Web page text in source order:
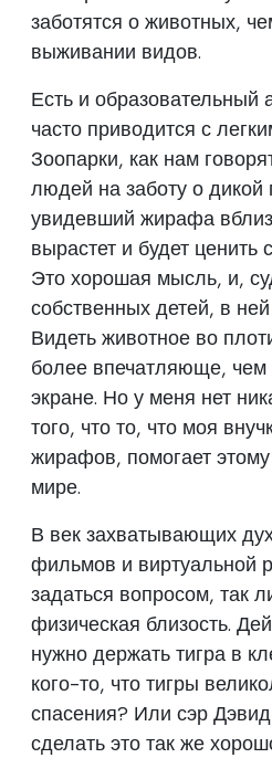
заботятся о животных,
выживании видов.
Есть и образовательный
часто приводится с
Зоопарки, как нам
людей на заботу о дикой
увидевший жирафа
вырастет и будет ценить
Это хорошая мысль, и,
собственных детей, в
Видеть животное во
более впечатляюще, чем
экране. Но у меня нет
того, что то, что моя
жирафов, помогает
мире.
В век захватывающих
фильмов и виртуальной
задаться вопросом, так
физическая близость.
нужно держать тигра в
кого-то, что тигры
спасения? Или сэр
сделать это так же